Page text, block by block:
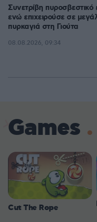
Συνετρίβη πυροσβεστικό
ενώ επιχειρούσε σε
πυρκαγιά στη Γιούτα
08.08.2026, 09:34
Games
Cut The Rope